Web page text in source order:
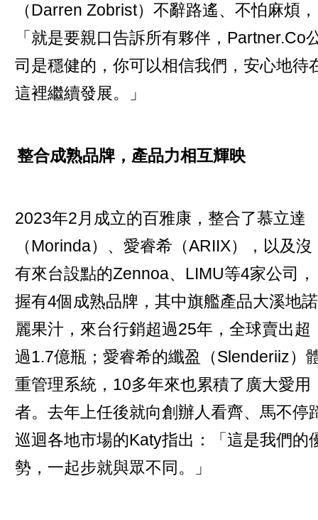
（Darren Zobrist）不辭路遙、不怕麻煩，
「就是要親口告訴所有夥伴，Partner.Co
司是穩健的，你可以相信我們，安心地待
這裡繼續發展。」
整合成熟品牌，產品力相互輝映
2023年2月成立的百雅康，整合了慕立達
（Morinda）、愛睿希（ARIIX），以及沒
有來台設點的Zennoa、LIMU等4家公司，
握有4個成熟品牌，其中旗艦產品大溪地諾
麗果汁，來台行銷超過25年，全球賣出超
過1.7億瓶；愛睿希的纖盈（Slenderiiz）
重管理系統，10多年來也累積了廣大愛用
者。去年上任後就向創辦人看齊、馬不停
巡迴各地市場的Katy指出：「這是我們的
勢，一起步就與眾不同。」